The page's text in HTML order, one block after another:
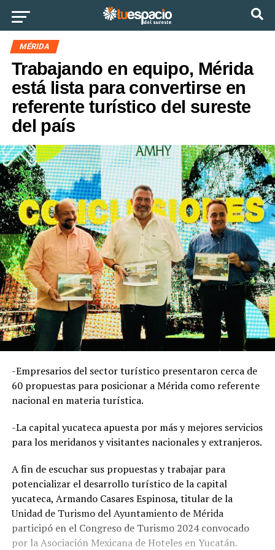
MÉRIDA
Trabajando en equipo, Mérida
está lista para convertirse en
referente turístico del sureste
del país
-Empresarios del sector turístico presentaron cerca de
60 propuestas para posicionar a Mérida como referente
nacional en materia turística.
-La capital yucateca apuesta por más y mejores servicios
para los meridanos y visitantes nacionales y extranjeros.
A fin de escuchar sus propuestas y trabajar para
potencializar el desarrollo turístico de la capital
yucateca, Armando Casares Espinosa, titular de la
Unidad de Turismo del Ayuntamiento de Mérida
participó en el Congreso de Turismo 2024 convocado
por la Asociación Mexicana de Hoteles en Yucatán.
Ir a la versión móvil